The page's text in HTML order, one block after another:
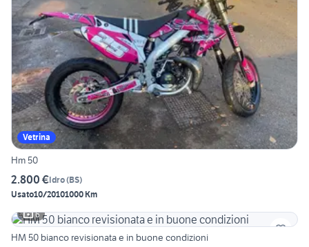
Vetrina
Hm 50
2.800 €Idro(BS)
Usato10/20101000 Km
6
HM 50 bianco revisionata e in buone condizioni